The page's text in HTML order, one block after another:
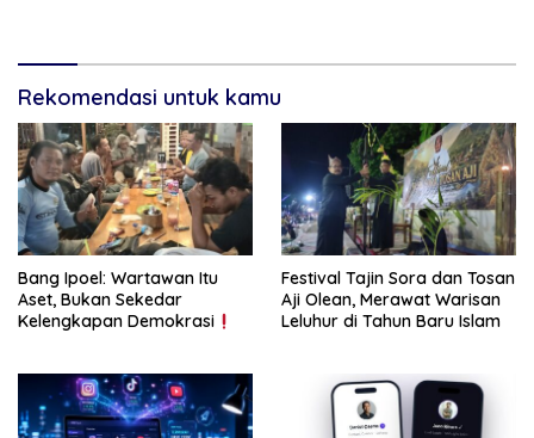
Rekomendasi untuk kamu
Bang Ipoel: Wartawan Itu
Aset, Bukan Sekedar
Kelengkapan Demokrasi
Festival Tajin Sora dan Tosan
Aji Olean, Merawat Warisan
Leluhur di Tahun Baru Islam